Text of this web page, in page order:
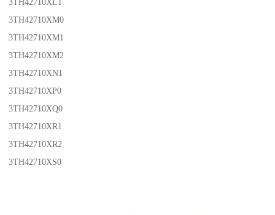
3TH42710XL1
3TH42710XM0
3TH42710XM1
3TH42710XM2
3TH42710XN1
3TH42710XP0
3TH42710XQ0
3TH42710XR1
3TH42710XR2
3TH42710XS0